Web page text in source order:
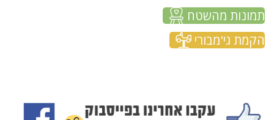
תמונות מהשטח
הקמת גי'מבורי